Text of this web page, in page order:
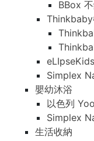
BBox
Thinkbaby
Simplex
嬰幼沐浴
以色列
Simplex
生活收納